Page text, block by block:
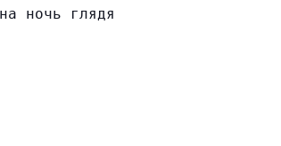
ночь глядя